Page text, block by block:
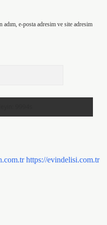
adım, e-posta adresim ve site adresim
https://evindelisi.com.tr